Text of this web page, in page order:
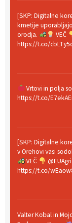
[SKP: Digitalne
kmetije
orodja.
VEČ
https://t.co/
Vrtovi in polja
https://t.co/
[SKP: Digitalne
v Orehovi vasi
VEČ
https://t.co/
Valter Kobal in